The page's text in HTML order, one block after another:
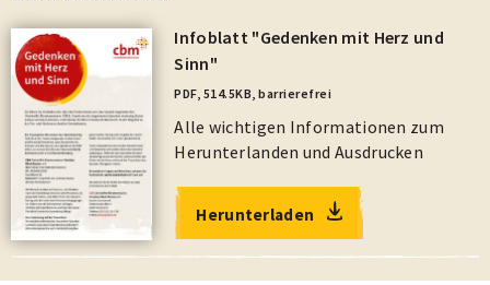
Infoblatt "Gedenken mit Herz und
Sinn"
PDF, 514.5KB, barrierefrei
Alle wichtigen Informationen zum
Herunterlanden und Ausdrucken
Herunterladen